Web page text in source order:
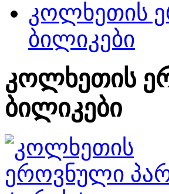
კოლხეთის
ბილიკები
კოლხეთის
ბილიკები